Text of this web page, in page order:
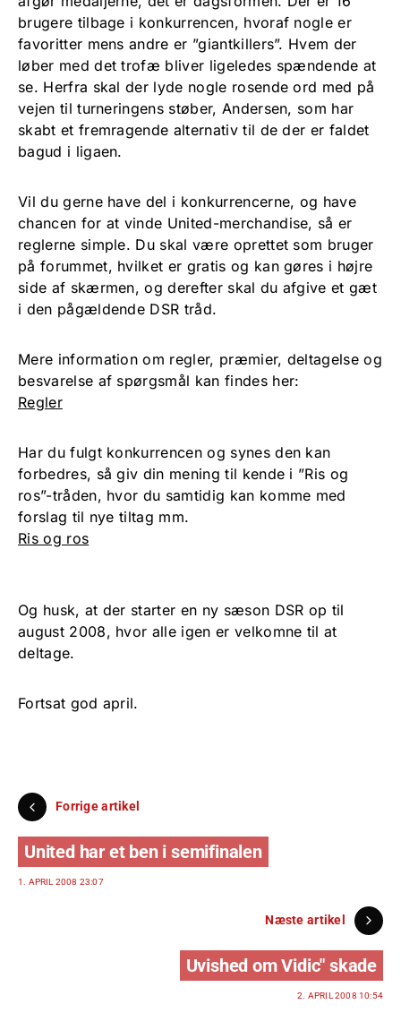
brugere tilbage i konkurrencen, hvoraf nogle er
favoritter mens andre er ”giantkillers”. Hvem der
løber med det trofæ bliver ligeledes spændende at
se. Herfra skal der lyde nogle rosende ord med på
vejen til turneringens støber, Andersen, som har
skabt et fremragende alternativ til de der er faldet
bagud i ligaen.
Vil du gerne have del i konkurrencerne, og have
chancen for at vinde United-merchandise, så er
reglerne simple. Du skal være oprettet som bruger
på forummet, hvilket er gratis og kan gøres i højre
side af skærmen, og derefter skal du afgive et gæt
i den pågældende DSR tråd.
Mere information om regler, præmier, deltagelse og
besvarelse af spørgsmål kan findes her:
Regler
Har du fulgt konkurrencen og synes den kan
forbedres, så giv din mening til kende i ”Ris og
ros”-tråden, hvor du samtidig kan komme med
forslag til nye tiltag mm.
Ris og ros
Og husk, at der starter en ny sæson DSR op til
august 2008, hvor alle igen er velkomne til at
deltage.
Fortsat god april.
Forrige artikel
United har et ben i semifinalen
1. APRIL 2008 23:07
Næste artikel
Uvished om Vidic" skade
2. APRIL 2008 10:54